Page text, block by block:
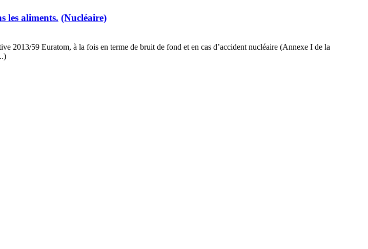
les aliments. (Nucléaire)
2013/59 Euratom, à la fois en terme de bruit de fond et en cas d’accident nucléaire (Annexe I de la